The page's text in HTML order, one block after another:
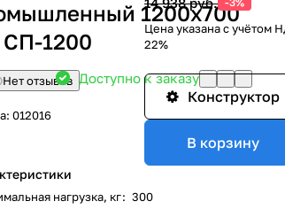
1200x700
1200
Нет отзывов
012016
Доступно к заказу
нагрузка, кг: 300
Цена указана с учётом
22%
Конструктор
В корзину